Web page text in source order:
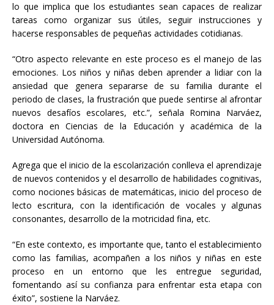
lo que implica que los estudiantes sean capaces de realizar
tareas como organizar sus útiles, seguir instrucciones y
hacerse responsables de pequeñas actividades cotidianas.
“Otro aspecto relevante en este proceso es el manejo de las
emociones. Los niños y niñas deben aprender a lidiar con la
ansiedad que genera separarse de su familia durante el
periodo de clases, la frustración que puede sentirse al afrontar
nuevos desafíos escolares, etc.”, señala Romina Narváez,
doctora en Ciencias de la Educación y académica de la
Universidad Autónoma.
Agrega que el inicio de la escolarización conlleva el aprendizaje
de nuevos contenidos y el desarrollo de habilidades cognitivas,
como nociones básicas de matemáticas, inicio del proceso de
lecto escritura, con la identificación de vocales y algunas
consonantes, desarrollo de la motricidad fina, etc.
“En este contexto, es importante que, tanto el establecimiento
como las familias, acompañen a los niños y niñas en este
proceso en un entorno que les entregue seguridad,
fomentando así su confianza para enfrentar esta etapa con
éxito”, sostiene la Narváez.